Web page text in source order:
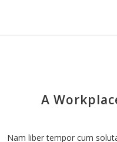
A
Nam liber tempor cum